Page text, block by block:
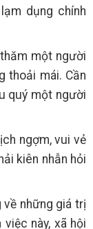
dụng chính
một người
thoải mái. Cần
quý một người
ngợm, vui vẻ
kiên nhẫn hỏi
những giá trị
này, xã hội